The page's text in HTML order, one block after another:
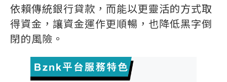
依賴傳統銀行貸款，而能以更靈活的方式取
得資金，讓資金運作更順暢，也降低黑字倒
閉的風險。